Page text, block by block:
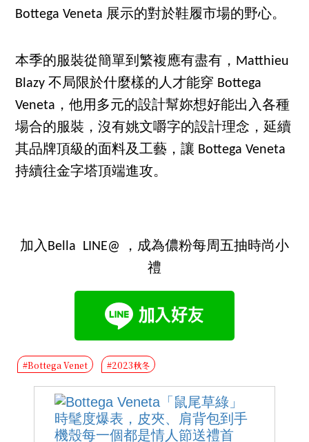
Bottega Veneta 展示的對於鞋履市場的野心。
本季的服裝從簡單到繁複應有盡有，Matthieu
Blazy 不局限於什麼樣的人才能穿 Bottega
Veneta，他用多元的設計幫妳想好能出入各種
場合的服裝，沒有姚文嚼字的設計理念，延續
其品牌頂級的面料及工藝，讓 Bottega Veneta
持續往金字塔頂端進攻。
加入Bella LINE@ ，成為儂粉每周五抽時尚小
禮
#Bottega Venet #2023秋冬